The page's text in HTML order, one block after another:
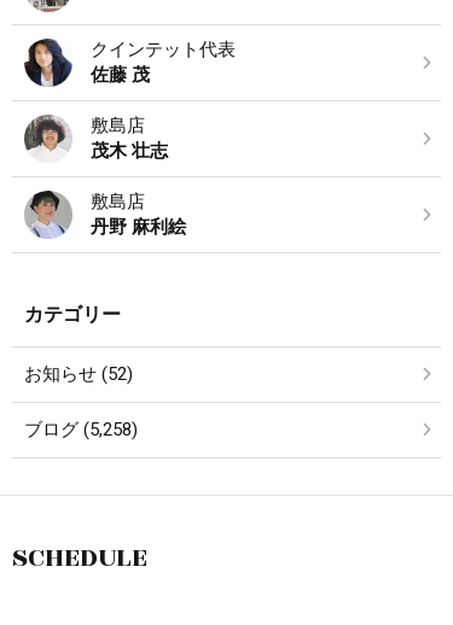
クインテット代表
佐藤 茂
敷島店
茂木 壮志
敷島店
丹野 麻利絵
カテゴリー
お知らせ (52)
ブログ (5,258)
SCHEDULE